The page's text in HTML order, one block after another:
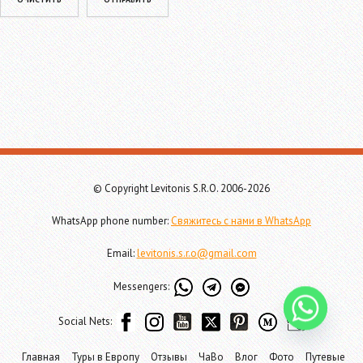
© Copyright Levitonis S.R.O. 2006-2026
WhatsApp phone number:Свяжитесь с нами в WhatsApp
Email:levitonis.s.r.o@gmail.com
Messengers:
Social Nets:
Главная Туры в Европу Отзывы ЧаВо Влог Фото Путевые